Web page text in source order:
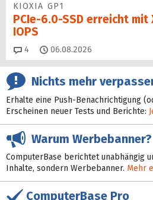
KIOXIA GP1
PCIe-6.0-SSD erreicht mit
IOPS
4 Kommentare
06.08.2026
Nichts mehr
Erhalte eine Push-Benachrichtigung
Erscheinen neuer Tests und Berichte:
Warum Werbebanner?
ComputerBase berichtet unabhängig
Inhalte, sondern Werbebanner. Mehr
ComputerBase Pro